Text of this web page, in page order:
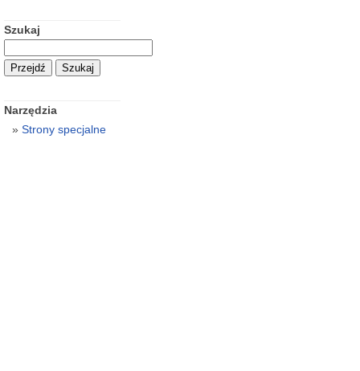
Szukaj
Narzędzia
Strony specjalne